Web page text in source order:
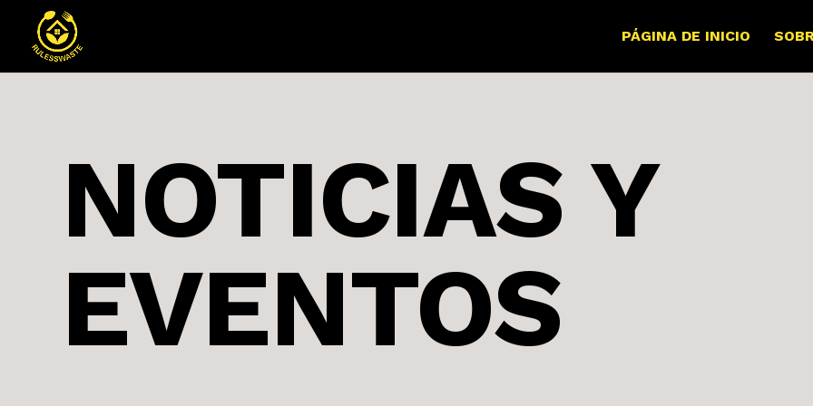
PÁGINA DE INICIO
NOTICIAS Y
EVENTOS